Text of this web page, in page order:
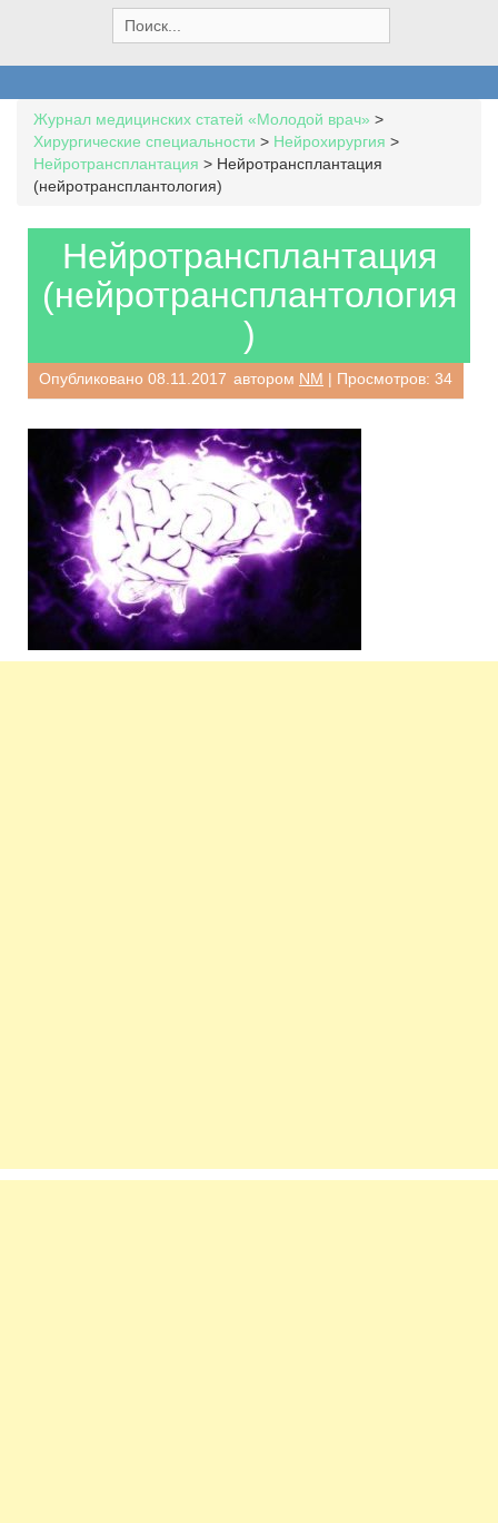
e
a
h
f
o
r
Журнал медицинских статей «Молодой врач» >
Хирургические специальности > Нейрохирургия >
Нейротрансплантация > Нейротрансплантация
(нейротрансплантология)
Нейротрансплантация
(нейротрансплантология
)
Опубликовано 08.11.2017 автором NM | Просмотров: 34